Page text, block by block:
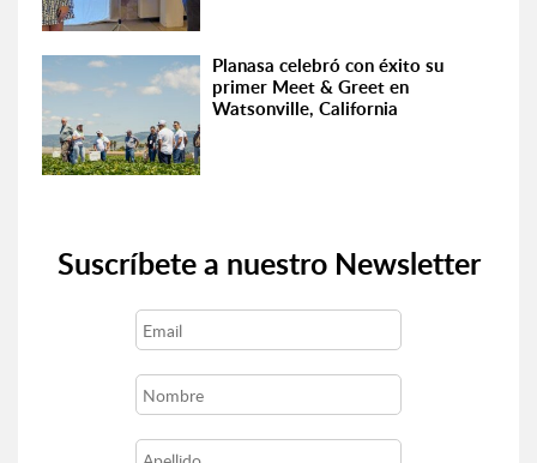
Planasa celebró con éxito su
primer Meet & Greet en
Watsonville, California
Suscríbete a nuestro Newsletter